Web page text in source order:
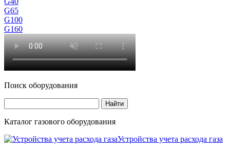
G65
G100
G160
Поиск оборудования
Каталог газового оборудования
Устройства учета расхода газа